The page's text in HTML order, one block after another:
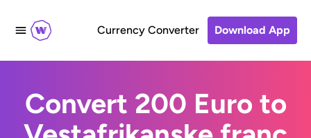
Currency Converter Download App
Convert 200 Euro to